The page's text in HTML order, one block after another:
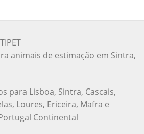
animais de estimação em Sintra,
para Lisboa, Sintra, Cascais,
Loures, Ericeira, Mafra e
Continental